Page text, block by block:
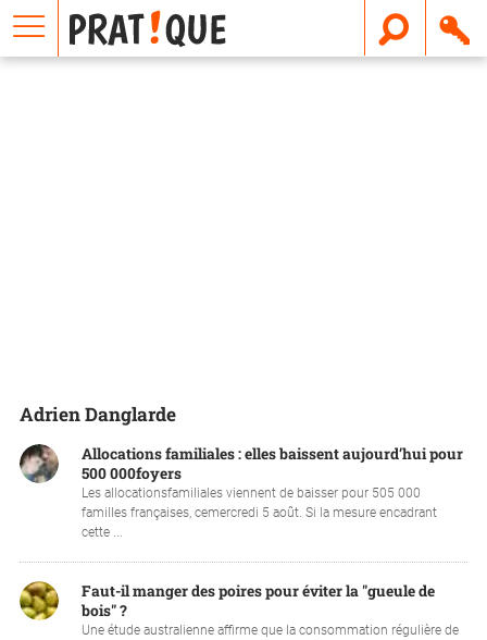
Adrien Danglarde
Allocations familiales : elles baissent aujourd’hui pour
500 000foyers
Les allocationsfamiliales viennent de baisser pour 505 000
familles françaises, cemercredi 5 août. Si la mesure encadrant
cette ...
Faut-il manger des poires pour éviter la "gueule de
bois" ?
Une étude australienne affirme que la consommation régulière de
E
m
a